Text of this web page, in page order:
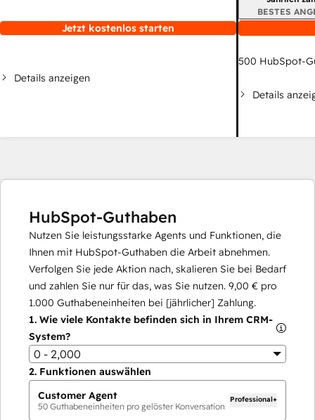
Jetzt kostenlos starten
Details anzeigen
BESTES
500 HubSpot-
Details
HubSpot-Guthaben
Nutzen Sie leistungsstarke Agents und Funktionen, die
Ihnen mit HubSpot-Guthaben die Arbeit abnehmen.
Verfolgen Sie jede Aktion nach, skalieren Sie bei Bedarf
und zahlen Sie nur für das, was Sie nutzen. 9,00 € pro
1.000 Guthabeneinheiten bei [jährlicher] Zahlung.
1. Wie viele Kontakte befinden sich in Ihrem CRM-
System?
0 - 2,000
2. Funktionen auswählen
Customer Agent
50 Guthabeneinheiten pro gelöster Konversation
Professional+